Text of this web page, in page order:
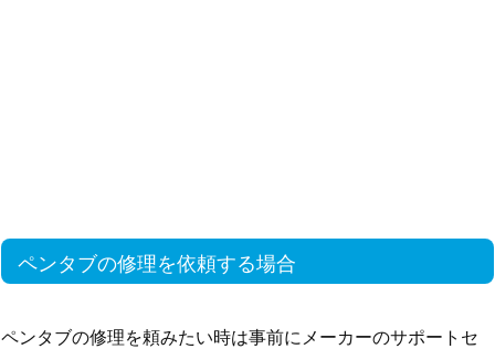
ペンタブの修理を依頼する場合
ペンタブの修理を頼みたい時は事前にメーカーのサポートセ